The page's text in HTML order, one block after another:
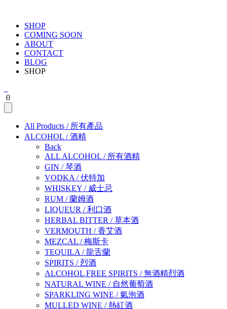
SHOP
COMING SOON
ABOUT
CONTACT
BLOG
SHOP
0
All Products / 所有產品
ALCOHOL /酒精
Back
ALL ALCOHOL / 所有酒精
GIN /琴酒
VODKA /伏特加
WHISKEY / 威士忌
RUM /蘭姆酒
LIQUEUR /利口酒
HERBAL BITTER /草本酒
VERMOUTH /香艾酒
MEZCAL /梅斯卡
TEQUILA /龍舌蘭
SPIRITS /烈酒
ALCOHOL FREE SPIRITS /無酒精烈酒
NATURAL WINE / 自然葡萄酒
SPARKLING WINE /氣泡酒
MULLED WINE /熱紅酒